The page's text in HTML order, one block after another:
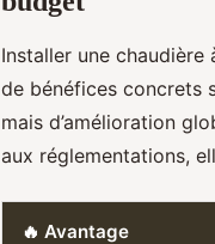
Installer une chaudière
de bénéfices concrets
mais d’amélioration
aux réglementations,
🔥 Avantage